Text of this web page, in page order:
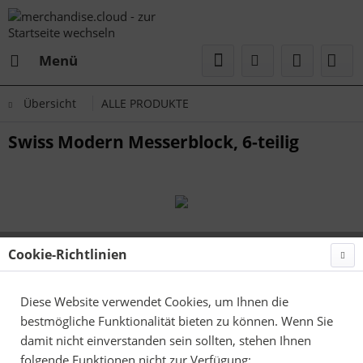
Menü
Übersicht ALLE PRODUKTE
Swiss Modern Messerblock, 6-teilig
Cookie-Richtlinien
Diese Website verwendet Cookies, um Ihnen die
bestmögliche Funktionalität bieten zu können. Wenn Sie
damit nicht einverstanden sein sollten, stehen Ihnen
folgende Funktionen nicht zur Verfügung: